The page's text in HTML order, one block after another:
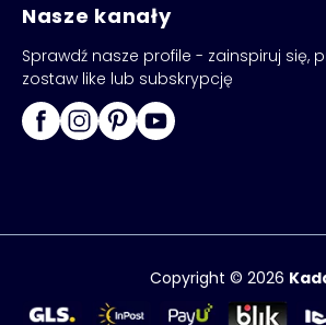
Nasze kanały
Sprawdź nasze profile - zainspiruj się,
zostaw like lub subskrypcję
Copyright © 2026